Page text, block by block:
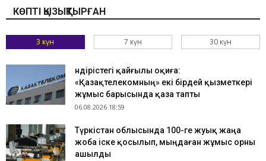
КӨПТІ ҚЫЗЫҚТЫРҒАН
3 күн 7 күн 30 күн
Өндірістегі қайғылы оқиға:
«Қазақтелекомның» екі бірдей қызметкері
жұмыс барысында қаза тапты
06.08.2026 18:59
Түркістан облысында 100-ге жуық жаңа
жоба іске қосылып, мыңдаған жұмыс орны
ашылды